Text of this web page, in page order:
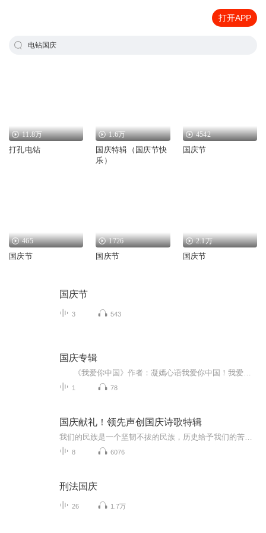
打开APP
电钻国庆
11.8万
打孔电钻
1.6万
国庆特辑（国庆节快
乐）
4542
国庆节
465
国庆节
1726
国庆节
2.1万
国庆节
国庆节
3 543
国庆专辑
1 78
国庆献礼！领先声创国庆诗歌特辑
8 6076
刑法国庆
26 1.7万